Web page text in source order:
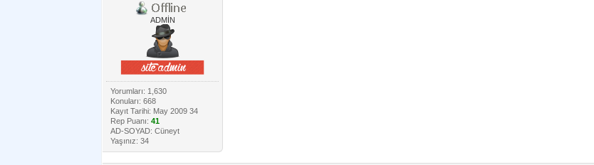
ADMİN
Yorumları: 1,630
Konuları: 668
Kayıt Tarihi: May 2009 34
Rep Puanı: 41
AD-SOYAD: Cüneyt
Yaşınız: 34